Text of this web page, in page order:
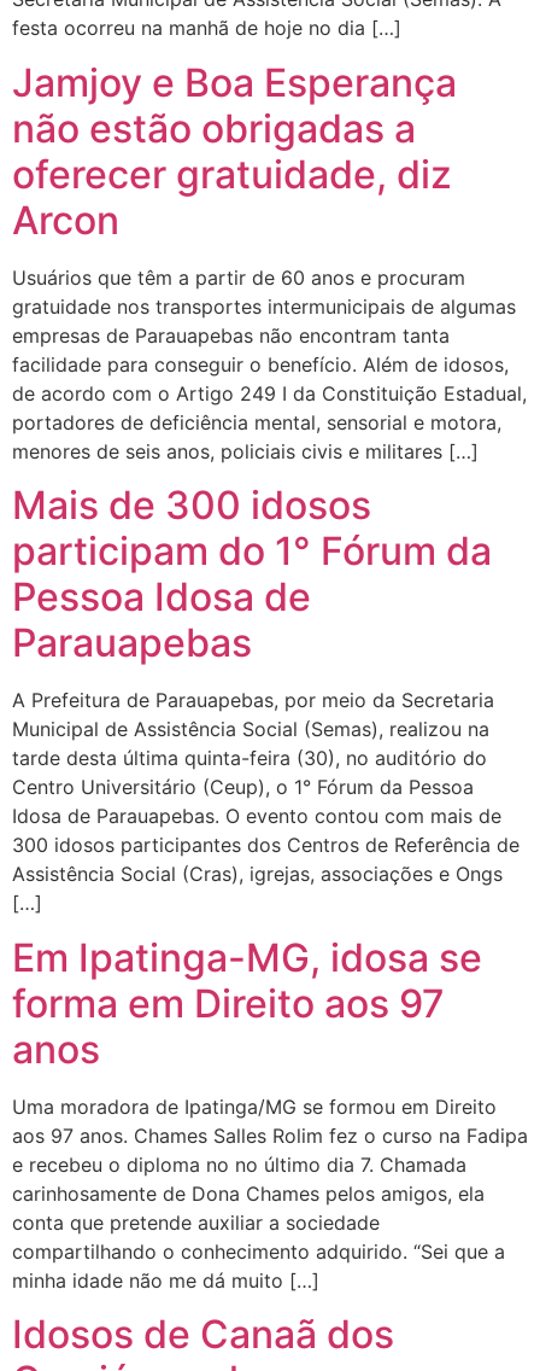
festa ocorreu na manhã de hoje no dia […]
Jamjoy e Boa Esperança
não estão obrigadas a
oferecer gratuidade, diz
Arcon
Usuários que têm a partir de 60 anos e procuram
gratuidade nos transportes intermunicipais de algumas
empresas de Parauapebas não encontram tanta
facilidade para conseguir o benefício. Além de idosos,
de acordo com o Artigo 249 I da Constituição Estadual,
portadores de deficiência mental, sensorial e motora,
menores de seis anos, policiais civis e militares […]
Mais de 300 idosos
participam do 1° Fórum da
Pessoa Idosa de
Parauapebas
A Prefeitura de Parauapebas, por meio da Secretaria
Municipal de Assistência Social (Semas), realizou na
tarde desta última quinta-feira (30), no auditório do
Centro Universitário (Ceup), o 1° Fórum da Pessoa
Idosa de Parauapebas. O evento contou com mais de
300 idosos participantes dos Centros de Referência de
Assistência Social (Cras), igrejas, associações e Ongs
[…]
Em Ipatinga-MG, idosa se
forma em Direito aos 97
anos
Uma moradora de Ipatinga/MG se formou em Direito
aos 97 anos. Chames Salles Rolim fez o curso na Fadipa
e recebeu o diploma no no último dia 7. Chamada
carinhosamente de Dona Chames pelos amigos, ela
conta que pretende auxiliar a sociedade
compartilhando o conhecimento adquirido. “Sei que a
minha idade não me dá muito […]
Idosos de Canaã dos